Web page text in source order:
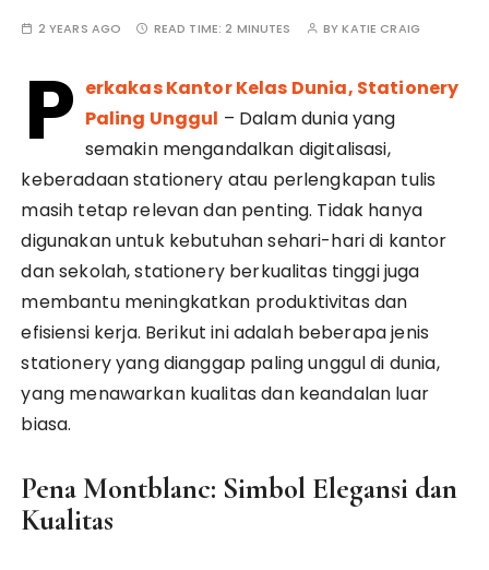
2 YEARS AGO READ TIME:2 MINUTES BYKATIE CRAIG
P erkakas Kantor Kelas Dunia, Stationery
Paling Unggul – Dalam dunia yang
semakin mengandalkan digitalisasi,
keberadaan stationery atau perlengkapan tulis
masih tetap relevan dan penting. Tidak hanya
digunakan untuk kebutuhan sehari-hari di kantor
dan sekolah, stationery berkualitas tinggi juga
membantu meningkatkan produktivitas dan
efisiensi kerja. Berikut ini adalah beberapa jenis
stationery yang dianggap paling unggul di dunia,
yang menawarkan kualitas dan keandalan luar
biasa.
Pena Montblanc: Simbol Elegansi dan
Kualitas